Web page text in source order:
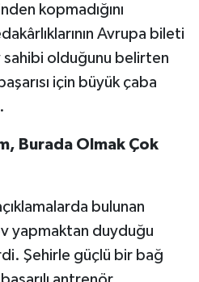
kopmadığını
Avrupa bileti
sahibi olduğunu belirten
için büyük çaba
Burada Olmak Çok
bulunan
yapmaktan duyduğu
Şehirle güçlü bir bağ